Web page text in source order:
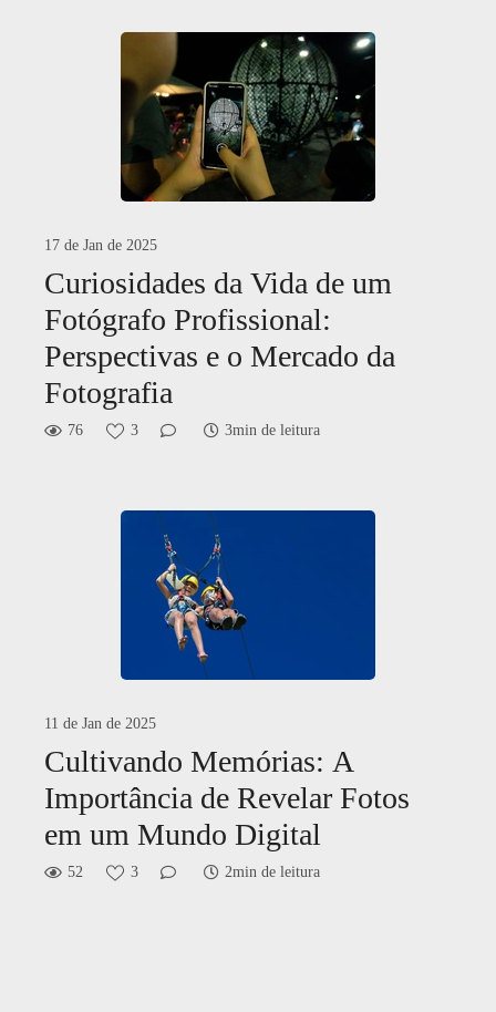
17 de Jan de 2025
Curiosidades da Vida de um
Fotógrafo Profissional:
Perspectivas e o Mercado da
Fotografia
76 3 3min de leitura
11 de Jan de 2025
Cultivando Memórias: A
Importância de Revelar Fotos
em um Mundo Digital
52 3 2min de leitura